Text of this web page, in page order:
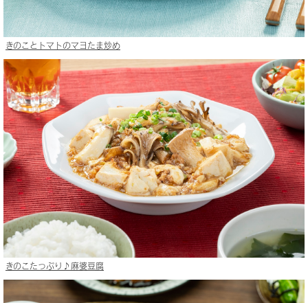
きのことトマトのマヨたま炒め
きのこたっぷり♪麻婆豆腐